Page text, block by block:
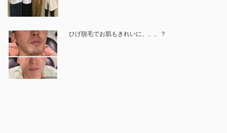
ひげ脱毛でお肌もきれいに、、、？